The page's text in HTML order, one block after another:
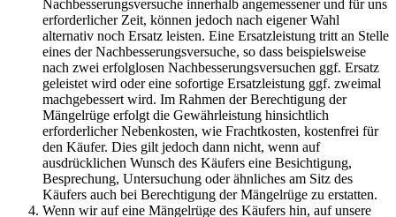
Nachbesserungsversuche innerhalb angemessener und für uns
erforderlicher Zeit, können jedoch nach eigener Wahl
alternativ noch Ersatz leisten. Eine Ersatzleistung tritt an Stelle
eines der Nachbesserungsversuche, so dass beispielsweise
nach zwei erfolglosen Nachbesserungsversuchen ggf. Ersatz
geleistet wird oder eine sofortige Ersatzleistung ggf. zweimal
machgebessert wird. Im Rahmen der Berechtigung der
Mängelrüge erfolgt die Gewährleistung hinsichtlich
erforderlicher Nebenkosten, wie Frachtkosten, kostenfrei für
den Käufer. Dies gilt jedoch dann nicht, wenn auf
ausdrücklichen Wunsch des Käufers eine Besichtigung,
Besprechung, Untersuchung oder ähnliches am Sitz des
Käufers auch bei Berechtigung der Mängelrüge zu erstatten.
Wenn wir auf eine Mängelrüge des Käufers hin, auf unsere